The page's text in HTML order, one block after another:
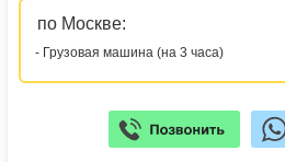
по Москве:
- Грузовая машина (на 3 часа)